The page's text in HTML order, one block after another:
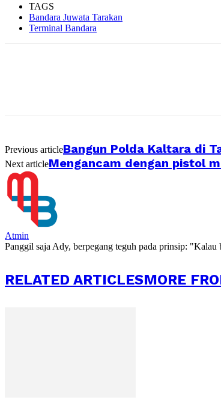
TAGS
Bandara Juwata Tarakan
Terminal Bandara
Previous articleBangun Polda Kaltara di
Next articleMengancam dengan pistol
Atmin
Panggil saja Ady, berpegang teguh pada prinsip:
RELATED ARTICLESMORE